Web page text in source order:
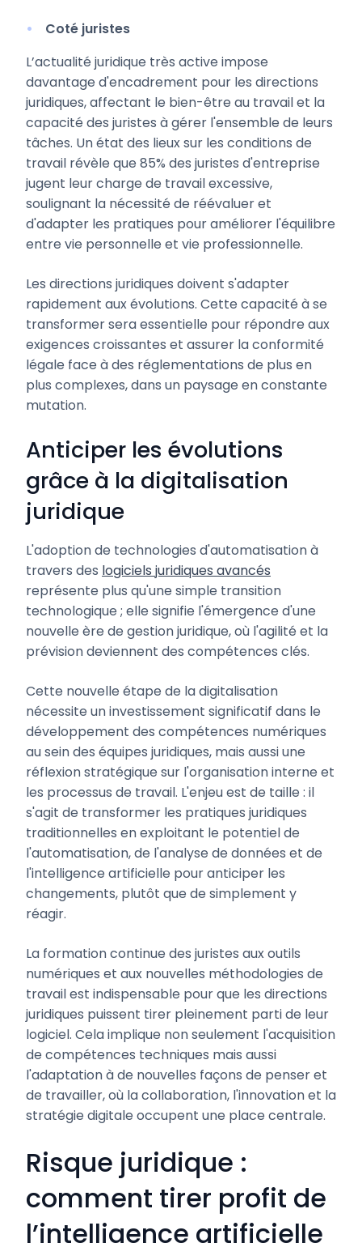
Coté juristes
L’actualité juridique très active impose
davantage d'encadrement pour les directions
juridiques, affectant le bien-être au travail et la
capacité des juristes à gérer l'ensemble de leurs
tâches. Un état des lieux sur les conditions de
travail révèle que 85% des juristes d'entreprise
jugent leur charge de travail excessive,
soulignant la nécessité de réévaluer et
d'adapter les pratiques pour améliorer l'équilibre
entre vie personnelle et vie professionnelle.
Les directions juridiques doivent s'adapter
rapidement aux évolutions. Cette capacité à se
transformer sera essentielle pour répondre aux
exigences croissantes et assurer la conformité
légale face à des réglementations de plus en
plus complexes, dans un paysage en constante
mutation.
Anticiper les évolutions
grâce à la digitalisation
juridique
L'adoption de technologies d'automatisation à
travers des logiciels juridiques avancés
représente plus qu'une simple transition
technologique ; elle signifie l'émergence d'une
nouvelle ère de gestion juridique, où l'agilité et la
prévision deviennent des compétences clés.
Cette nouvelle étape de la digitalisation
nécessite un investissement significatif dans le
développement des compétences numériques
au sein des équipes juridiques, mais aussi une
réflexion stratégique sur l'organisation interne et
les processus de travail. L'enjeu est de taille : il
s'agit de transformer les pratiques juridiques
traditionnelles en exploitant le potentiel de
l'automatisation, de l'analyse de données et de
l'intelligence artificielle pour anticiper les
changements, plutôt que de simplement y
réagir.
La formation continue des juristes aux outils
numériques et aux nouvelles méthodologies de
travail est indispensable pour que les directions
juridiques puissent tirer pleinement parti de leur
logiciel. Cela implique non seulement l'acquisition
de compétences techniques mais aussi
l'adaptation à de nouvelles façons de penser et
de travailler, où la collaboration, l'innovation et la
stratégie digitale occupent une place centrale.
Risque juridique :
comment tirer profit de
l’intelligence artificielle